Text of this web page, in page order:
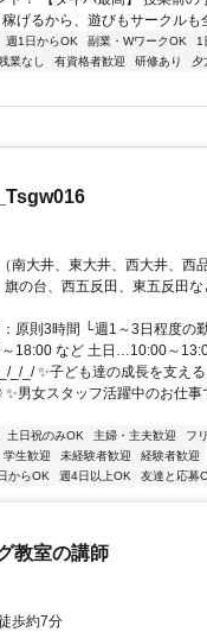
げるから、遊びもサークル
週1日からOK 副業・WワークOK 1
業なし 有資格者歓迎 研修あり 夕
南大井、東大井、西大井、西
の台、西五反田、東五反田
原則3時間 └週1～3日程度の
18:00 など 土日…10:00～
_/ ✨子ども達の成長を支える
男女スタッフ活躍中のお仕事
土日祝のみOK 主婦・主夫歓迎
フ
学生歓迎 未経験者歓迎
経験者歓迎
からOK 週4日以上OK 友達と応募
教室の講師
歩約7分